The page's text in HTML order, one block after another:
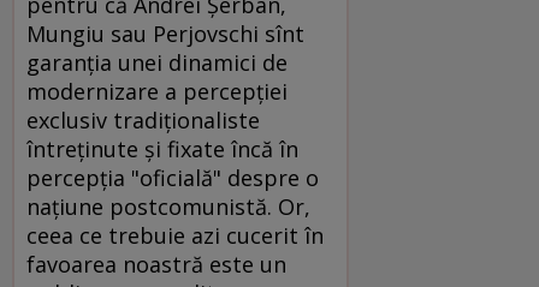
Mungiu sau Perjovschi sînt
garanţia unei dinamici de
modernizare a percepţiei
exclusiv tradiţionaliste
întreţinute şi fixate încă în
percepţia "oficială" despre o
naţiune postcomunistă. Or,
ceea ce trebuie azi cucerit în
favoarea noastră este un